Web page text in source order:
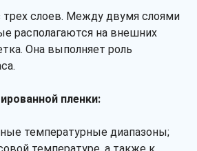
трех слоев. Между двумя слоями
располагаются на внешних
Она выполняет роль
пленки:
температурные диапазоны;